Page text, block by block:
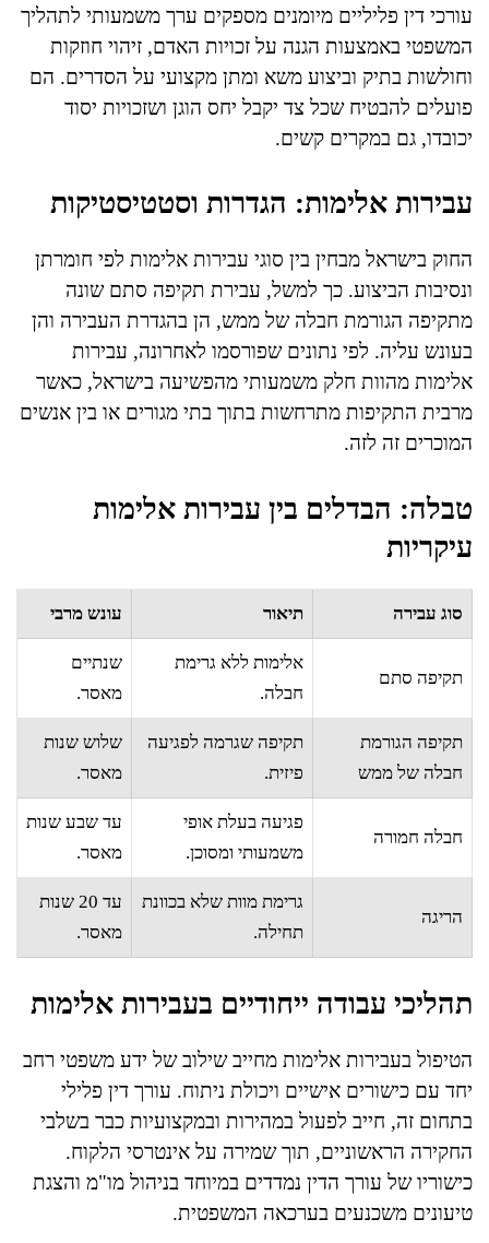
עורכי דין פליליים מיומנים מספקים ערך משמעותי לתהליך
המשפטי באמצעות הגנה על זכויות האדם, זיהוי חוזקות
וחולשות בתיק וביצוע משא ומתן מקצועי על הסדרים. הם
פועלים להבטיח שכל צד יקבל יחס הוגן ושזכויות יסוד
יכובדו, גם במקרים קשים.
עבירות אלימות: הגדרות וסטטיסטיקות
החוק בישראל מבחין בין סוגי עבירות אלימות לפי חומרתן
ונסיבות הביצוע. כך למשל, עבירת תקיפה סתם שונה
מתקיפה הגורמת חבלה של ממש, הן בהגדרת העבירה והן
בעונש עליה. לפי נתונים שפורסמו לאחרונה, עבירות
אלימות מהוות חלק משמעותי מהפשיעה בישראל, כאשר
מרבית התקיפות מתרחשות בתוך בתי מגורים או בין אנשים
המוכרים זה לזה.
טבלה: הבדלים בין עבירות אלימות
עיקריות
סוג עבירה תיאור עונש מרבי
תקיפה סתם
אלימות ללא גרימת
חבלה.
שנתיים
מאסר.
תקיפה הגורמת
חבלה של ממש
תקיפה שגרמה לפגיעה
פיזית.
שלוש שנות
מאסר.
חבלה חמורה
פגיעה בעלת אופי
משמעותי ומסוכן.
עד שבע שנות
מאסר.
הריגה
גרימת מוות שלא בכוונת
תחילה.
עד 20 שנות
מאסר.
תהליכי עבודה ייחודיים בעבירות אלימות
הטיפול בעבירות אלימות מחייב שילוב של ידע משפטי רחב
יחד עם כישורים אישיים ויכולת ניתוח. עורך דין פלילי
בתחום זה, חייב לפעול במהירות ובמקצועיות כבר בשלבי
החקירה הראשוניים, תוך שמירה על אינטרסי הלקוח.
כישוריו של עורך הדין נמדדים במיוחד בניהול מו"מ והצגת
טיעונים משכנעים בערכאה המשפטית.